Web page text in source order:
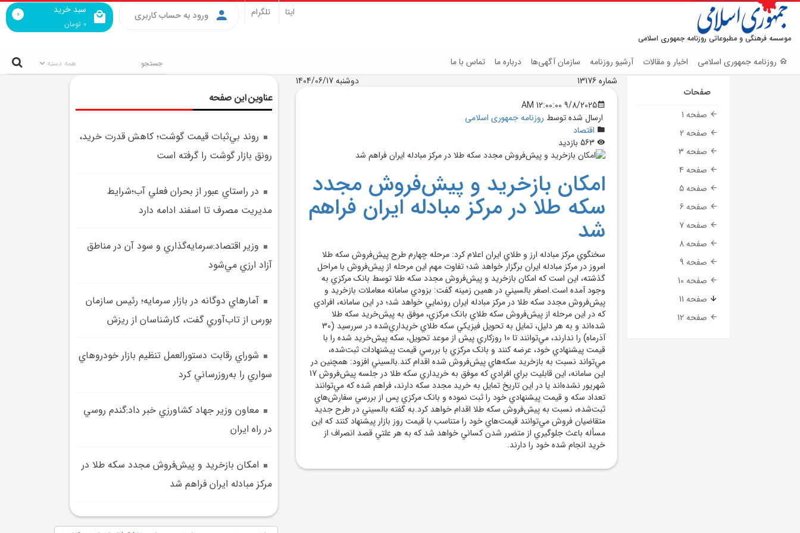
موسسه فرهنگی و مطبوعاتی روزنامه جمهوری اسلامی
سبد خرید
0 تومان
0 ورود به حساب کاربری ایتا تلگرام
روزنامه جمهوری اسلامی اخبار و مقالات آرشیو روزنامه سازمان آگهی‌ها درباره ما تماس با ما
صفحات
صفحه 1
صفحه 2
صفحه 3
صفحه 4
صفحه 5
صفحه 6
صفحه 7
صفحه 8
صفحه 9
صفحه 10
صفحه 11
صفحه 12
شماره 13176
دوشنبه 1404/06/17
9/8/2025 12:00:00 AM
ارسال شده توسط روزنامه جمهوری اسلامی
اقتصاد
امکان بازخريد و پيش‌فروش مجدد
سکه‌ طلا در مرکز مبادله ايران فراهم
شد
سخنگوي مرکز مبادله ارز و طلاي ايران اعلام کرد: مرحله چهارم طرح پيش‌فروش سکه طلا
امروز در مرکز مبادله ايران برگزار خواهد شد؛ تفاوت مهم اين مرحله از پيش‌فروش با مراحل
گذشته، اين است که امکان بازخريد و پيش‌فروش مجدد سکه طلا توسط بانک مرکزي به
وجود آمده است.اصغر بالسيني در همين زمينه گفت: بزودي سامانه معاملات بازخريد و
پيش‌فروش مجدد سکه طلا در مرکز مبادله ايران رونمايي خواهد شد؛ در اين سامانه، افرادي
که در اين مرحله از پيش‌فروش سکه طلاي بانک مرکزي، موفق به پيش‌خريد سکه طلا
شده‌اند و به هر دليل، تمايل به تحويل فيزيکي سکه طلاي خريداري‌شده در سررسيد (30
آذرماه) را ندارند، مي‌توانند تا 10 روزکاري پيش از موعد تحويل، سکه پيش‌خريد شده را با
قيمت پيشنهادي خود، عرضه کنند و بانک مرکزي با بررسي قيمت پيشنهادات ثبت‌شده،
مي‌تواند نسبت به بازخريد سکه‌هاي پيش‌فروش شده اقدام کند.بالسيني افزود: همچنين در
اين سامانه، اين قابليت براي افرادي که موفق به خريداري سکه طلا در جلسه پيش‌فروش 17
شهريور نشده‌اند يا در اين تاريخ تمايل به خريد مجدد سکه دارند، فراهم شده که مي‌توانند
تعداد سکه و قيمت پيشنهادي خود را ثبت نموده و بانک مرکزي پس از بررسي سفارش‌هاي
ثبت‌شده، نسبت به پيش‌فروش سکه طلا اقدام خواهد کرد.به گفته بالسيني در طرح جديد
متقاضيان فروش مي‌توانند قيمت‌هاي خود را متناسب با قيمت روز بازار پيشنهاد کنند که اين
مسأله باعث جلوگيري از متضرر شدن کساني خواهد شد که به هر علتي قصد انصراف از
خريد انجام شده خود را دارند.
عناوین این صفحه
روند بي‌ثبات قيمت گوشت؛ کاهش قدرت خريد،
رونق بازار گوشت را گرفته است
در راستاي عبور از بحران فعلي آب؛شرايط
مديريت مصرف تا اسفند ادامه دارد
وزير اقتصاد:سرمايه‌گذاري‌ و سود آن در مناطق
آزاد ارزي مي‌شود
آمارهاي دوگانه در بازار سرمايه؛ رئيس سازمان
بورس از تاب‌آوري گفت، کارشناسان از ريزش
شوراي رقابت دستورالعمل تنظيم بازار خودروهاي
سواري را به‌روزرساني کرد
معاون وزير جهاد کشاورزي خبر داد:گندم روسي
در راه ايران
امکان بازخريد و پيش‌فروش مجدد سکه‌ طلا در
مرکز مبادله ايران فراهم شد